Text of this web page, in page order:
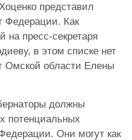
представил
Федерации. Как
пресс-секретаря
в этом списке нет
Омской области Елены
должны
потенциальных
Они могут как